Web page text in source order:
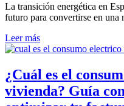
La transición energética en
futuro para convertirse en una
Leer más
¿Cuál es el
vivienda? Guía